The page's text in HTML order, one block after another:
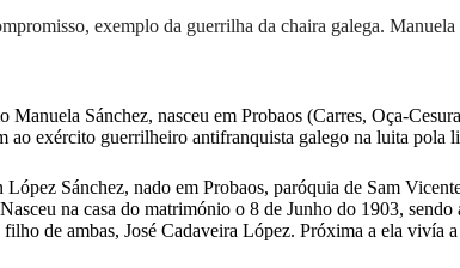
exemplo da guerrilha da chaira galega.
Manuela Sánchez, nasceu em Probaos (Carres, Oça-
ao exército guerrilheiro antifranquista galego na luita pola
Sánchez, nado em Probaos, paróquia de Sam
na casa do matrimónio o 8 de Junho do 1903,
de ambas, José Cadaveira López. Próxima a ela vivía